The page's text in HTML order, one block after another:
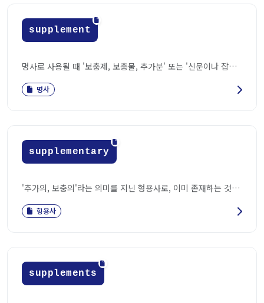
supplement
명사로 사용될 때 '보충제, 보충물, 추가분' 또는 '신문이나 잡지의 증보판, ...
명사
supplementary
'추가의, 보충의'라는 의미를 지닌 형용사로, 이미 존재하는 것에 무언가를 ...
형용사
supplements